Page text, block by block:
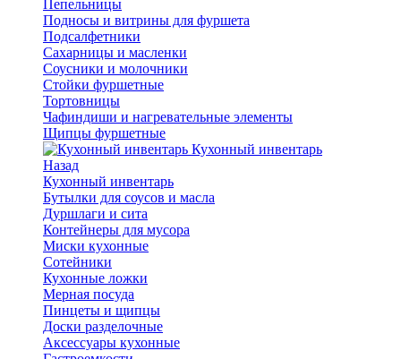
Пепельницы
Подносы и витрины для фуршета
Подсалфетники
Сахарницы и масленки
Соусники и молочники
Стойки фуршетные
Тортовницы
Чафиндиши и нагревательные элементы
Щипцы фуршетные
Кухонный инвентарь
Назад
Кухонный инвентарь
Бутылки для соусов и масла
Дуршлаги и сита
Контейнеры для мусора
Миски кухонные
Сотейники
Кухонные ложки
Мерная посуда
Пинцеты и щипцы
Доски разделочные
Аксессуары кухонные